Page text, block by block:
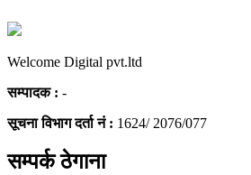
Welcome Digital pvt.ltd
सम्पादक : -
सूचना विभाग दर्ता नं : 1624/ 2076/077
सम्पर्क ठेगाना